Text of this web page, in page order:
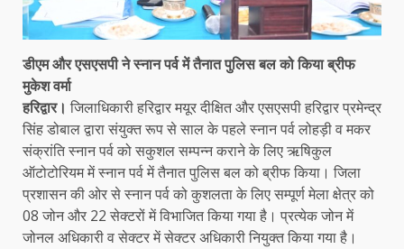
डीएम और एसएसपी ने स्नान पर्व में तैनात पुलिस बल को किया ब्रीफ
मुकेश वर्मा
हरिद्वार। जिलाधिकारी हरिद्वार मयूर दीक्षित और एसएसपी हरिद्वार प्रमेन्द्र
सिंह डोबाल द्वारा संयुक्त रूप से साल के पहले स्नान पर्व लोहड़ी व मकर
संक्रांति स्नान पर्व को सकुशल सम्पन्न कराने के लिए ऋषिकुल
ऑटोटोरियम में स्नान पर्व में तैनात पुलिस बल को ब्रीफ किया। जिला
प्रशासन की ओर से स्नान पर्व को कुशलता के लिए सम्पूर्ण मेला क्षेत्र को
08 जोन और 22 सेक्टरों में विभाजित किया गया है। प्रत्येक जोन में
जोनल अधिकारी व सेक्टर में सेक्टर अधिकारी नियुक्त किया गया है।